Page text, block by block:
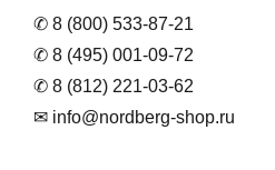
✆ 8 (800) 533-87-21
✆ 8 (495) 001-09-72
✆ 8 (812) 221-03-62
✉ info@nordberg-shop.ru